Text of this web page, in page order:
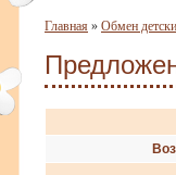
Главная » Обмен